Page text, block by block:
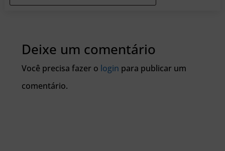
Deixe um comentário
Você precisa fazer o login para publicar um
comentário.